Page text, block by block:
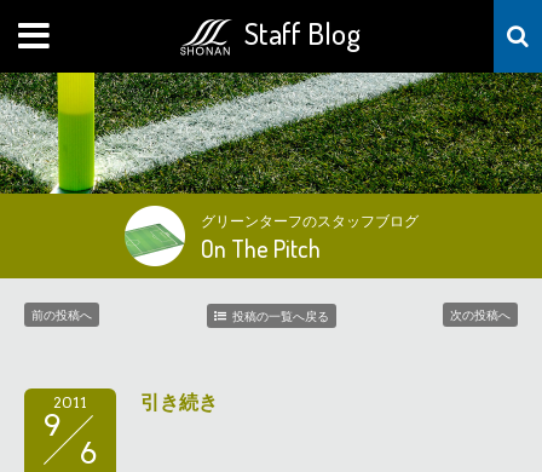
Staff Blog
MENU
グリーンターフのスタッフブログ
On The Pitch
前の投稿へ 投稿の一覧へ戻る 次の投稿へ
2011
9
6
引き続き